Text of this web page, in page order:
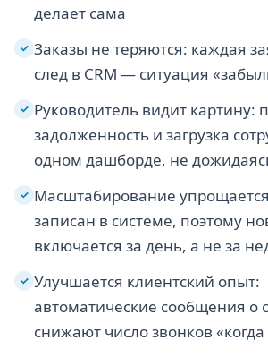
делает сама
✓ Заказы не теряются: каждая
след в CRM — ситуация
✓ Руководитель видит картину:
задолженность и загрузка
одном дашборде, не
✓ Масштабирование
записан в системе, поэтому
включается за день, а не за
✓ Улучшается клиентский опыт:
автоматические сообщения о
снижают число звонков «когда